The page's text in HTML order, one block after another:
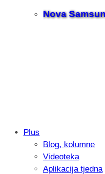
Nova
Sony
654 grama
Plus
Blog, kolumne
Videoteka
Aplikacija tjedna